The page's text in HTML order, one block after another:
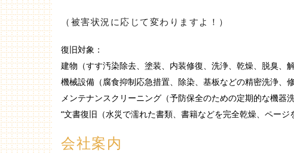
（被害状況に応じて変わりますよ！）
復旧対象：
建物（すす汚染除去、塗装、内装修復、洗浄、乾燥、脱臭、解
機械設備（腐食抑制応急措置、除染、基板などの精密洗浄、修
メンテナンスクリーニング（予防保全のための定期的な機器洗
“文書復旧（水災で濡れた書類、書籍などを完全乾燥、ページ
会社案内